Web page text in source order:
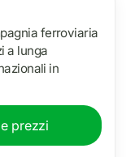
ferroviaria
a lunga
in
prezzi